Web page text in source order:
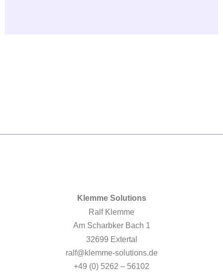
Klemme Solutions
Ralf Klemme
Am Scharbker Bach 1
32699 Extertal
ralf@klemme-solutions.de
+49 (0) 5262 – 56102